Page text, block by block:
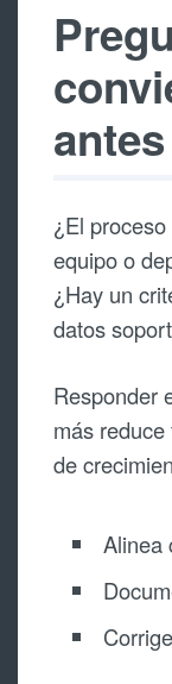
¿El
equipo o
¿Hay un
datos
Responder
más
de
Alinea